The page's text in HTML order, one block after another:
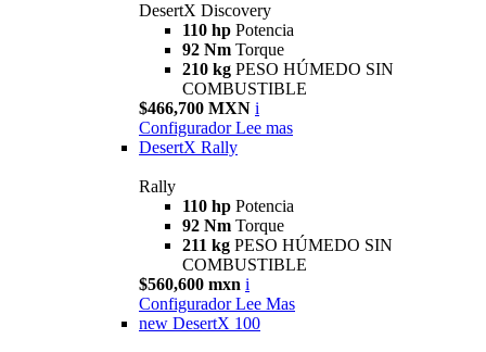
DesertX Discovery
110 hp Potencia
92 Nm Torque
210 kg PESO HÚMEDO SIN
COMBUSTIBLE
$466,700 MXN i
Configurador Lee mas
DesertX Rally
Rally
110 hp Potencia
92 Nm Torque
211 kg PESO HÚMEDO SIN
COMBUSTIBLE
$560,600 mxn i
Configurador Lee Mas
new DesertX 100